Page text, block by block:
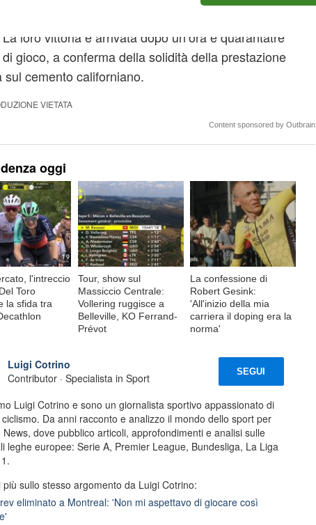
loro vittoria è arrivata dopo un’ora e quarantatré
gioco, a conferma della solidità della prestazione
sul cemento californiano.
VIETATA
Content sponsored by Outbrain
oggi
l'intreccio
Toro
la sfida tra
Tour, show sul
Massiccio Centrale:
Vollering ruggisce a
Belleville, KO Ferrand-
Prévot
La confessione di
Robert Gesink:
'All'inizio della mia
carriera il doping era la
norma'
Luigi Cotrino
Contributor · Specialista in Sport
SEGUI
Luigi Cotrino e sono un giornalista sportivo appassionato di
Da anni racconto e analizzo il mondo dello sport per
News, dove pubblico articoli, approfondimenti e analisi sulle
leghe europee: Serie A, Premier League, Bundesliga, La Liga
più sullo stesso argomento da Luigi Cotrino:
eliminato a Montreal: 'Non mi aspettavo di giocare così